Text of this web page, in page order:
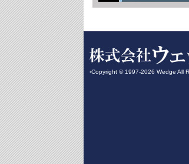
‹Copyright © 1997-2026 Wedge All